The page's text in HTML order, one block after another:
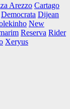
Arezzo Cartago
Democrata Dijean
New
Reserva Rider
Xeryus